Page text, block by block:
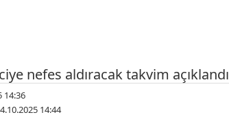
nefes aldıracak takvim açıklandı
14:36
14:44